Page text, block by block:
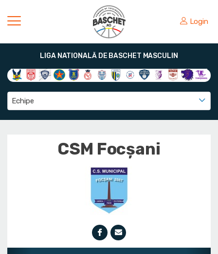
Login
LIGA NATIONALĂ DE BASCHET MASCULIN
Echipe
CSM Focșani